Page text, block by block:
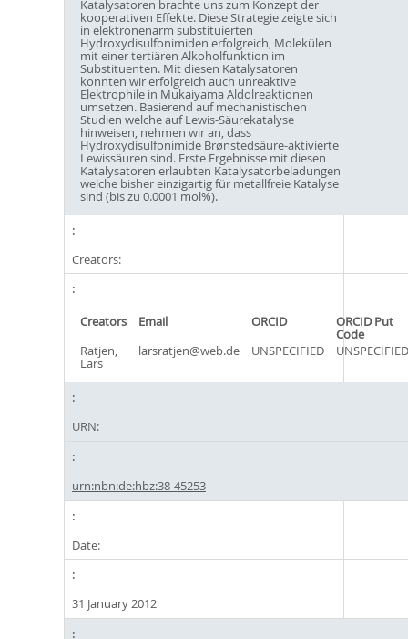
Katalysatoren brachte uns zum Konzept der
kooperativen Effekte. Diese Strategie zeigte sich
in elektronenarm substituierten
Hydroxydisulfonimiden erfolgreich, Molekülen
mit einer tertiären Alkoholfunktion im
Substituenten. Mit diesen Katalysatoren
konnten wir erfolgreich auch unreaktive
Elektrophile in Mukaiyama Aldolreaktionen
umsetzen. Basierend auf mechanistischen
Studien welche auf Lewis-Säurekatalyse
hinweisen, nehmen wir an, dass
Hydroxydisulfonimide Brønstedsäure-aktivierte
Lewissäuren sind. Erste Ergebnisse mit diesen
Katalysatoren erlaubten Katalysatorbeladungen
welche bisher einzigartig für metallfreie Katalyse
sind (bis zu 0.0001 mol%).
Creators:
Creators Email ORCID ORCID Put
Code
Ratjen,
Lars
larsratjen@web.de UNSPECIFIED UNSPECIFIED
URN:
urn:nbn:de:hbz:38-45253
Date:
31 January 2012